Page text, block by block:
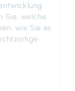
Sie, welche
wie Sie es